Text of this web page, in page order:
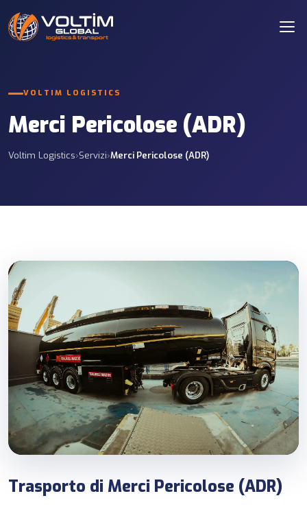
VOLTIM LOGISTICS
Merci Pericolose (ADR)
Voltim Logistics›Servizi›Merci Pericolose (ADR)
Trasporto di Merci Pericolose (ADR)